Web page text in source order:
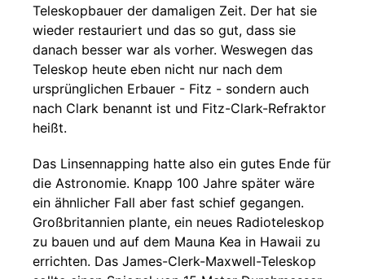
Teleskopbauer der damaligen Zeit. Der hat sie
wieder restauriert und das so gut, dass sie
danach besser war als vorher. Weswegen das
Teleskop heute eben nicht nur nach dem
ursprünglichen Erbauer - Fitz - sondern auch
nach Clark benannt ist und Fitz-Clark-Refraktor
heißt.
Das Linsennapping hatte also ein gutes Ende für
die Astronomie. Knapp 100 Jahre später wäre
ein ähnlicher Fall aber fast schief gegangen.
Großbritannien plante, ein neues Radioteleskop
zu bauen und auf dem Mauna Kea in Hawaii zu
errichten. Das James-Clerk-Maxwell-Teleskop